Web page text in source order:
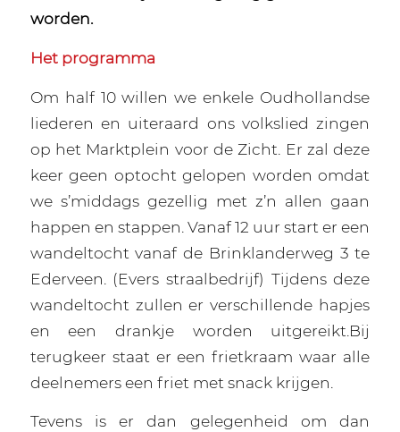
worden.
Het programma
Om half 10 willen we enkele Oudhollandse
liederen en uiteraard ons volkslied zingen
op het Marktplein voor de Zicht. Er zal deze
keer geen optocht gelopen worden omdat
we s’middags gezellig met z’n allen gaan
happen en stappen. Vanaf 12 uur start er een
wandeltocht vanaf de Brinklanderweg 3 te
Ederveen. (Evers straalbedrijf) Tijdens deze
wandeltocht zullen er verschillende hapjes
en een drankje worden uitgereikt.Bij
terugkeer staat er een frietkraam waar alle
deelnemers een friet met snack krijgen.
Tevens is er dan gelegenheid om dan